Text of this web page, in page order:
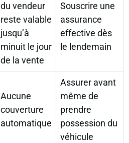
du vendeur
reste valable
jusqu’à
minuit le jour
de la vente
Souscrire une
assurance
effective dès
le lendemain
Aucune
couverture
automatique
Assurer avant
même de
prendre
possession du
véhicule